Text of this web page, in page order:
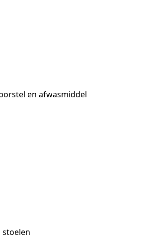
en afwasmiddel
stoelen